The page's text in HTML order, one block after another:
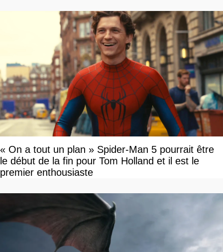
« On a tout un plan » Spider-Man 5 pourrait être
le début de la fin pour Tom Holland et il est le
premier enthousiaste